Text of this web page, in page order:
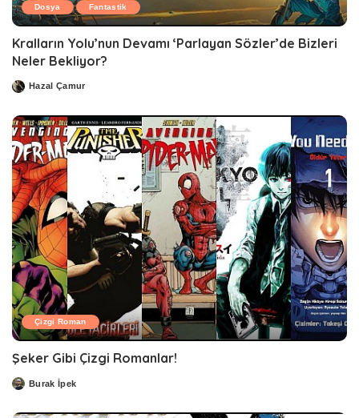
Dosya Fantastik
Kralların Yolu’nun Devamı ‘Parlayan Sözler’de Bizleri
Neler Bekliyor?
PostedHazal Çamur
Çizgi Roman
Şeker Gibi Çizgi Romanlar!
PostedBurak İpek